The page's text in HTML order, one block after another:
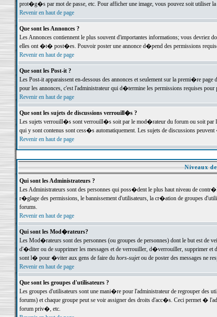
prot�g�s par mot de passe, etc. Pour afficher une image, vous pouvez soit
Revenir en haut de page
Que sont les Annonces ?
Les Annonces contiennent le plus souvent d'importantes informations; vous devriez
elles ont �t� post�es. Pouvoir poster une annonce d�pend des permissions
Revenir en haut de page
Que sont les Post-it ?
Les Post-it apparaissent en-dessous des annonces et seulement sur la premi�re
pour les annonces, c'est l'administrateur qui d�termine les permissions requises pour
Revenir en haut de page
Que sont les sujets de discussions verrouill�s ?
Les sujets verrouill�s sont verrouill�s soit par le mod�rateur du forum ou soit par
qui y sont contenus sont cess�s automatiquement. Les sujets de discussions
Revenir en haut de page
Niveaux
Qui sont les Administrateurs ?
Les Administrateurs sont des personnes qui poss�dent le plus haut niveau de
r�glage des permissions, le bannissement d'utilisateurs, la cr�ation de groupes
forums.
Revenir en haut de page
Qui sont les Mod�rateurs?
Les Mod�rateurs sont des personnes (ou groupes de personnes) dont le but est de
d'�diter ou de supprimer les messages et de verrouiller, d�verrouiller, supprimer
sont l� pour �viter aux gens de faire du hors-sujetou de poster des messages ne
Revenir en haut de page
Que sont les groupes d'utilisateurs ?
Les groupes d'utilisateurs sont une mani�re pour l'administrateur de regrouper des
forums) et chaque groupe peut se voir assigner des droits d'acc�s. Ceci permet
forum priv�, etc.